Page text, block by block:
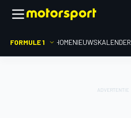
FORMULE 1 HOMENIEUWSKALENDER